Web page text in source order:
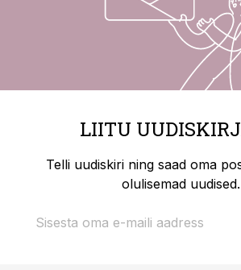
LIITU
Telli uudiskiri ning saad oma
olulisemad uudised.